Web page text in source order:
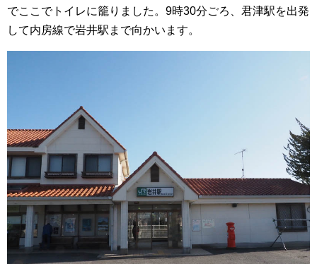
でここでトイレに籠りました。9時30分ごろ、君津駅を出発
して内房線で岩井駅まで向かいます。